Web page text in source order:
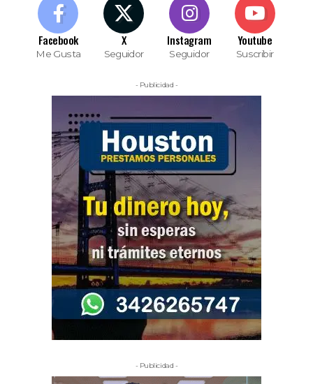
Facebook
Me Gusta
X
Seguidor
Instagram
Seguidor
Youtube
Suscribir
- Publicidad -
- Publicidad -